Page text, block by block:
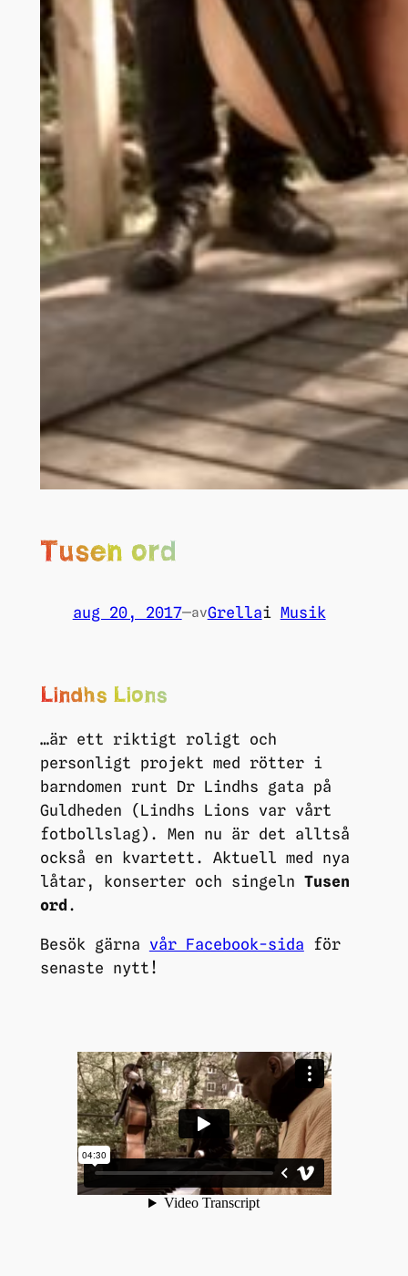
Tusen ord
aug 20, 2017—avGrellai Musik
Lindhs Lions
…är ett riktigt roligt och
personligt projekt med rötter i
barndomen runt Dr Lindhs gata på
Guldheden (Lindhs Lions var vårt
fotbollslag). Men nu är det alltså
också en kvartett. Aktuell med nya
låtar, konserter och singeln Tusen
ord .
Besök gärna vår Facebook-sida för
senaste nytt!